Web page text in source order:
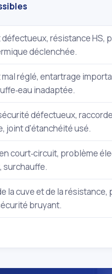
résistance HS,
déclenchée.
réglé, entartrage
inadaptée.
défectueux,
joint d'étanchéité usé.
court‑circuit, problème
surchauffe.
la cuve et de la
bruyant.